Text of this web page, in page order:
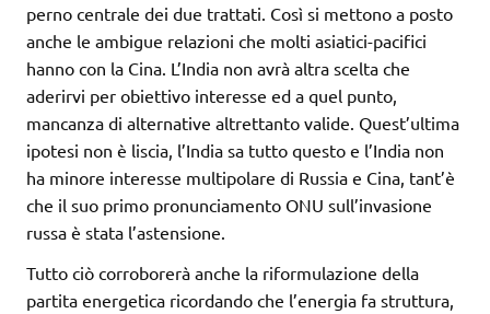
perno centrale dei due trattati. Così si mettono a posto
anche le ambigue relazioni che molti asiatici-pacifici
hanno con la Cina. L’India non avrà altra scelta che
aderirvi per obiettivo interesse ed a quel punto,
mancanza di alternative altrettanto valide. Quest’ultima
ipotesi non è liscia, l’India sa tutto questo e l’India non
ha minore interesse multipolare di Russia e Cina, tant’è
che il suo primo pronunciamento ONU sull’invasione
russa è stata l’astensione.
Tutto ciò corroborerà anche la riformulazione della
partita energetica ricordando che l’energia fa struttura,